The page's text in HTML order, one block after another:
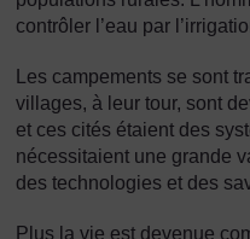
contrôler l’eau par
Les campements se sont
villages, à leur tour, sont
et ces cités étaient des
nécessitaient une grande
des technologies et des
Plus la vie est devenue